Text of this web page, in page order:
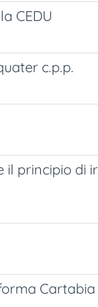
CEDU
c.p.p.
il principio di
Cartabia